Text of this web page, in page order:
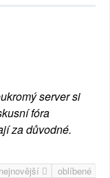
server si
fóra
za důvodné.
nejnovější oblíbené